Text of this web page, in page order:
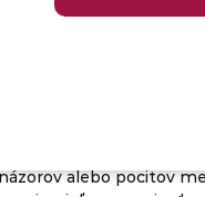
komunikácia
alebo pocitov